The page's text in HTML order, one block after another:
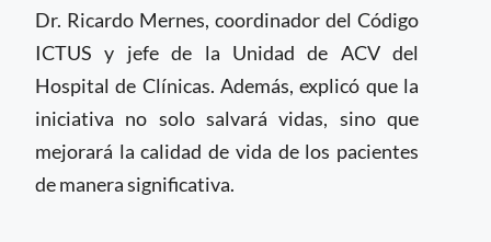
Dr. Ricardo Mernes, coordinador del Código
ICTUS y jefe de la Unidad de ACV del
Hospital de Clínicas. Además, explicó que la
iniciativa no solo salvará vidas, sino que
mejorará la calidad de vida de los pacientes
de manera significativa.